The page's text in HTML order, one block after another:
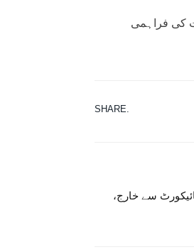
کی فراہمی
SHARE.
سے خارج،